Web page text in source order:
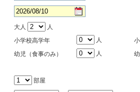
大人
人
小学校高学年
人
幼児（食事のみ）
人
部屋